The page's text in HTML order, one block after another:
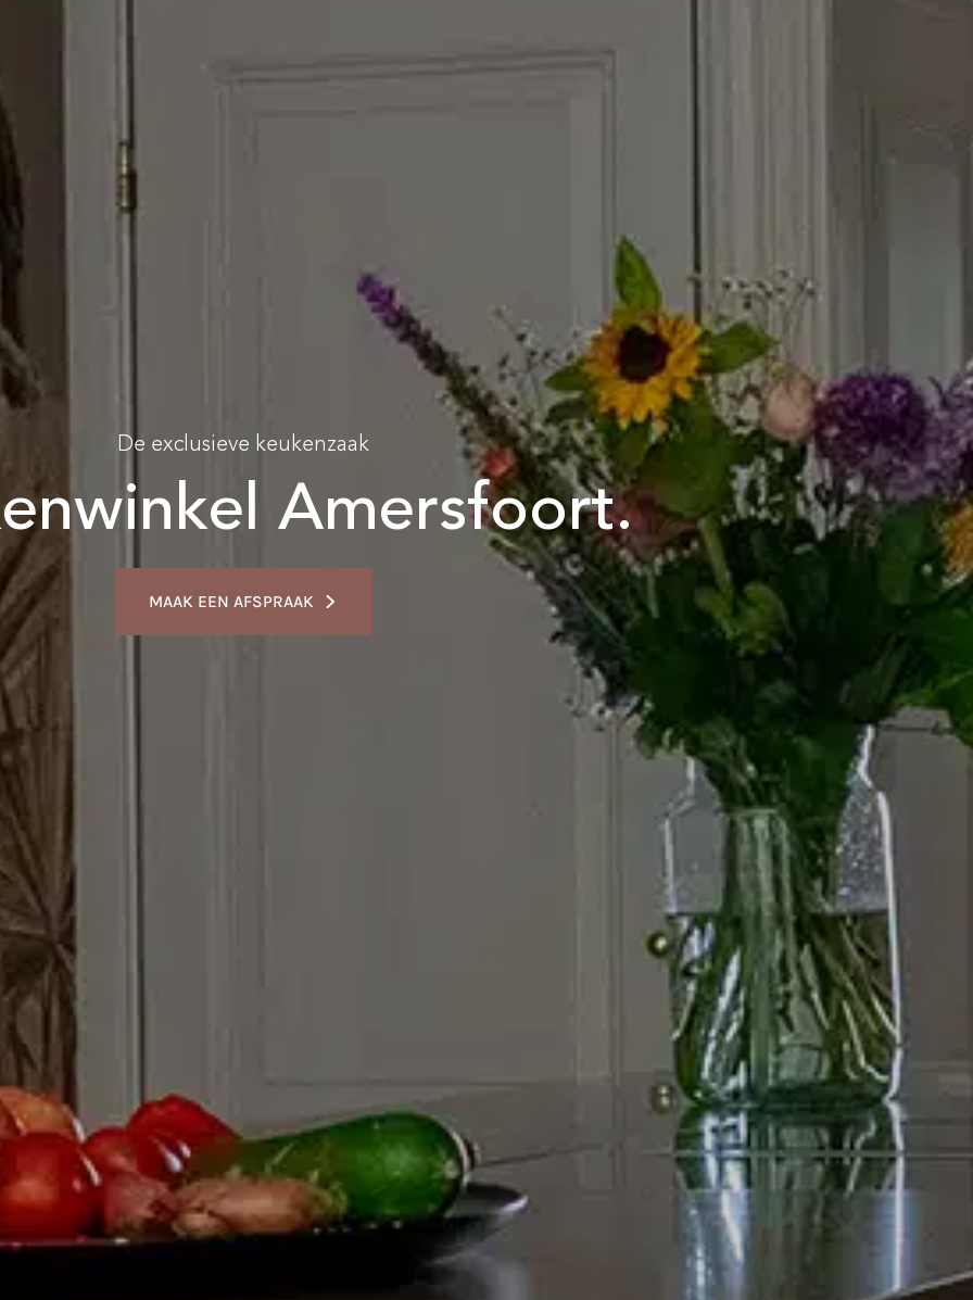
De exclusieve keukenzaak
Amersfoort.
MAAK EEN AFSPRAAK